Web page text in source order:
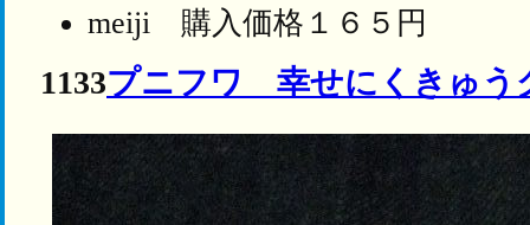
meiji 購入価格１６５円
1133プニフワ 幸せにくきゅう